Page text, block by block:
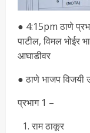
● 4:15pm ठाणे
पाटील, विमल भोईर
आघाडीवर
● ठाणे भाजप
प्रभाग 1 –
राम ठाकूर